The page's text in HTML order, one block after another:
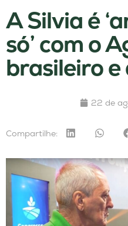
A Silvia é
só’ com o
brasileiro e
22 de
Compartilhe: